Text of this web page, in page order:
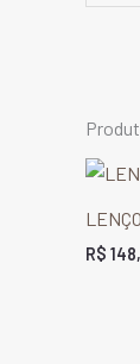
R$